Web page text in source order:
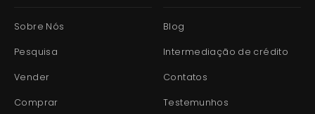
Sobre Nós
Pesquisa
Vender
Comprar
Blog
Intermediação de crédito
Contatos
Testemunhos